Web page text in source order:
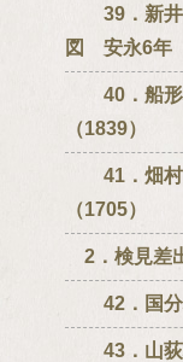
39．新井
図 安永6年
40．船形
（1839）
41．畑村
（1705）
2．検見差
42．国分
43．山荻